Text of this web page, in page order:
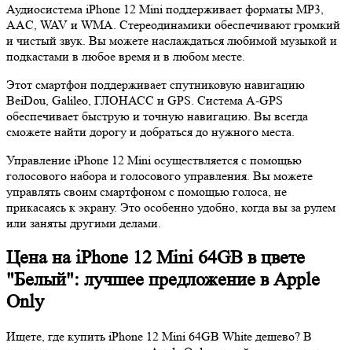
Аудиосистема iPhone 12 Mini поддерживает форматы MP3,
AAC, WAV и WMA. Стереодинамики обеспечивают громкий
и чистый звук. Вы можете наслаждаться любимой музыкой и
подкастами в любое время и в любом месте.
Этот смартфон поддерживает спутниковую навигацию
BeiDou, Galileo, ГЛОНАСС и GPS. Система A-GPS
обеспечивает быструю и точную навигацию. Вы всегда
сможете найти дорогу и добраться до нужного места.
Управление iPhone 12 Mini осуществляется с помощью
голосового набора и голосового управления. Вы можете
управлять своим смартфоном с помощью голоса, не
прикасаясь к экрану. Это особенно удобно, когда вы за рулем
или заняты другими делами.
Цена на iPhone 12 Mini 64GB в цвете
"Белый": лучшее предложение в Apple
Only
Ищете, где купить iPhone 12 Mini 64GB White дешево? В